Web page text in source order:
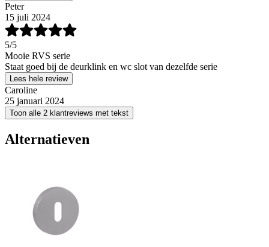
Peter
15 juli 2024
5/5
Mooie RVS serie
Staat goed bij de deurklink en wc slot van dezelfde serie
Lees hele review
Caroline
25 januari 2024
Toon alle 2 klantreviews met tekst
Alternatieven